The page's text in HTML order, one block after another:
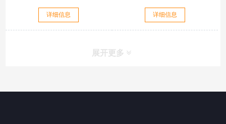
详细信息 详细信息
展开更多